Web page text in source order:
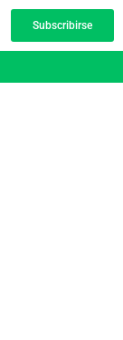
Subscribirse